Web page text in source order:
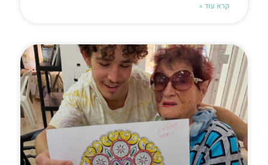
קרא עוד »